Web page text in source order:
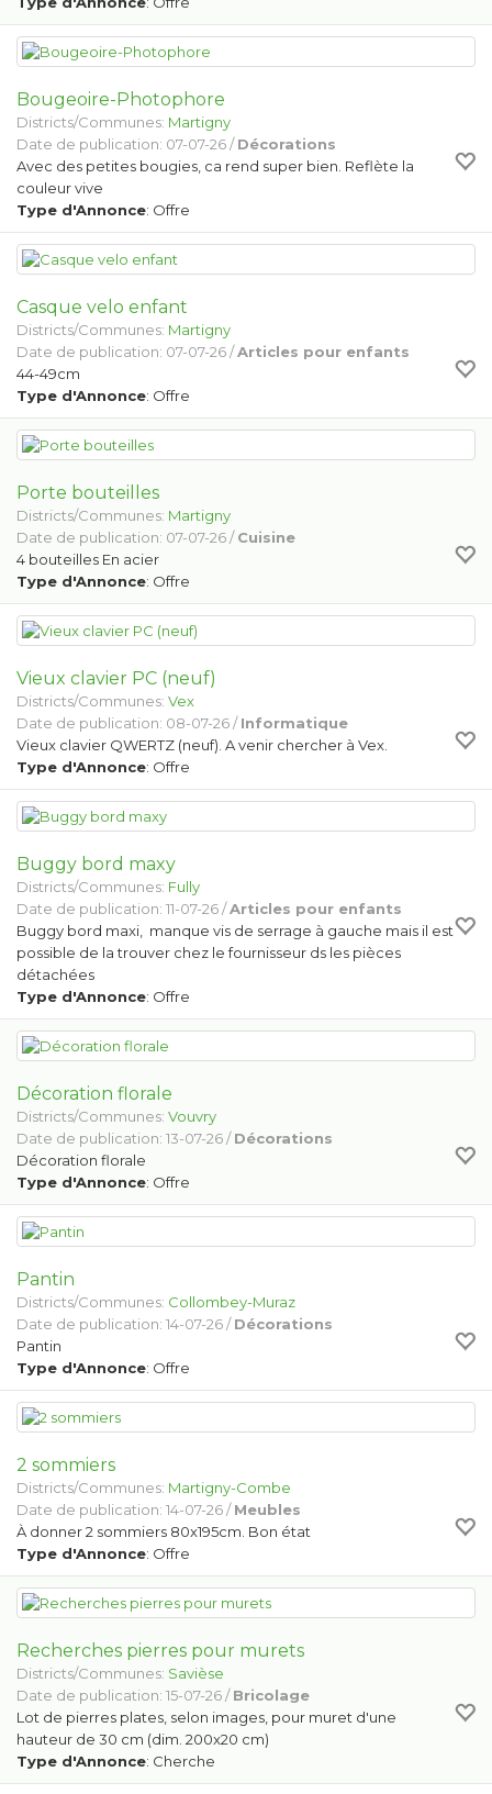
Bougeoire-Photophore
Districts/Communes: Martigny
Date de publication: 07-07-26 /Décorations
Avec des petites bougies, ca rend super bien. Reflète la
couleur vive
Type d'Annonce: Offre
Casque velo enfant
Districts/Communes: Martigny
Date de publication: 07-07-26 /Articles pour enfants
44-49cm
Type d'Annonce: Offre
Porte bouteilles
Districts/Communes: Martigny
Date de publication: 07-07-26 /Cuisine
4 bouteilles En acier
Type d'Annonce: Offre
Vieux clavier PC (neuf)
Districts/Communes: Vex
Date de publication: 08-07-26 /Informatique
Vieux clavier QWERTZ (neuf). A venir chercher à Vex.
Type d'Annonce: Offre
Buggy bord maxy
Districts/Communes: Fully
Date de publication: 11-07-26 /Articles pour enfants
Buggy bord maxi, manque vis de serrage à gauche mais il est
possible de la trouver chez le fournisseur ds les pièces
détachées
Type d'Annonce: Offre
Décoration florale
Districts/Communes: Vouvry
Date de publication: 13-07-26 /Décorations
Décoration florale
Type d'Annonce: Offre
Pantin
Districts/Communes: Collombey-Muraz
Date de publication: 14-07-26 /Décorations
Pantin
Type d'Annonce: Offre
2 sommiers
Districts/Communes: Martigny-Combe
Date de publication: 14-07-26 /Meubles
À donner 2 sommiers 80x195cm. Bon état
Type d'Annonce: Offre
Recherches pierres pour murets
Districts/Communes: Savièse
Date de publication: 15-07-26 /Bricolage
Lot de pierres plates, selon images, pour muret d'une
hauteur de 30 cm (dim. 200x20 cm)
Type d'Annonce: Cherche